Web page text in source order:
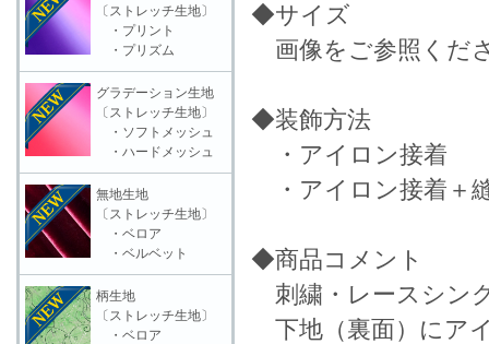
◆サイズ
画像をご参照くだ
◆装飾方法
・アイロン接着
・アイロン接着＋
◆商品コメント
刺繍・レースシン
下地（裏面）にア
〔ストレッチ生地〕
・プリント
・プリズム
グラデーション生地
〔ストレッチ生地〕
・ソフトメッシュ
・ハードメッシュ
無地生地
〔ストレッチ生地〕
・ベロア
・ベルベット
柄生地
〔ストレッチ生地〕
・ベロア